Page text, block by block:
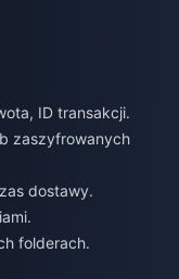
ID transakcji.
zaszyfrowanych
dostawy.
folderach.